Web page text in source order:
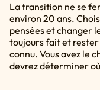
La transition ne se
environ 20 ans.
pensées et changer
toujours fait et
connu. Vous avez le
devrez déterminer